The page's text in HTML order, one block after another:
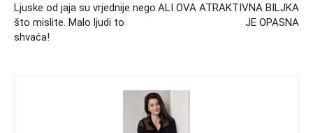
Ljuske od jaja su vrjednije nego
što mislite. Malo ljudi to
shvaća!
ALI OVA ATRAKTIVNA BILJKA
JE OPASNA